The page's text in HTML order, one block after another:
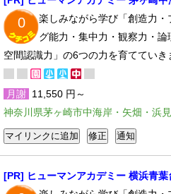
0
楽しみながら学び「創造力・
グ能力・集中力・観察力・論
空間認識力」の6つの力を育てていき
月謝 11,550 円～
神奈川県茅ヶ崎市中海岸・矢畑・浜
[PR] ヒューマンアカデミー 横浜青葉